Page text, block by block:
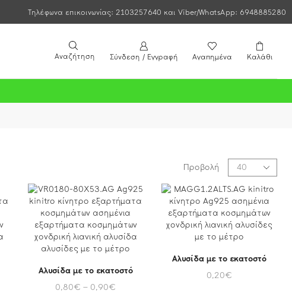
Τηλέφωνα επικοινωνίας: 2103257640 και Viber/WhatsApp: 6948885280
Αναζήτηση Σύνδεση / Εγγραφή Αγαπημένα Καλάθι
Προβολή
Αλυσίδα με το εκατοστό
0,80€ – 0,90€
Αλυσίδα με το εκατοστό
0,20€